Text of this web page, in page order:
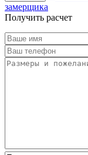
замерщика
Получить расчет